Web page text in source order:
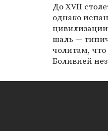
До XVII
однако
шаль —
чолитам, что
Боливией